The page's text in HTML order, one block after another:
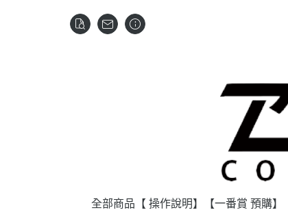
全部商品 【 操作說明】 【一番賞 預購】